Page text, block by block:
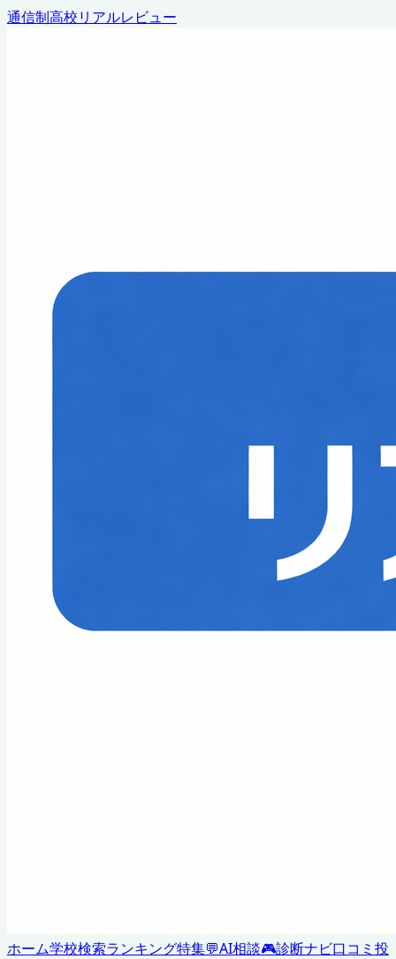
通信制高校リアルレビュー
ホーム学校検索ランキング特集💬AI相談🎮診断ナビ口コミ投